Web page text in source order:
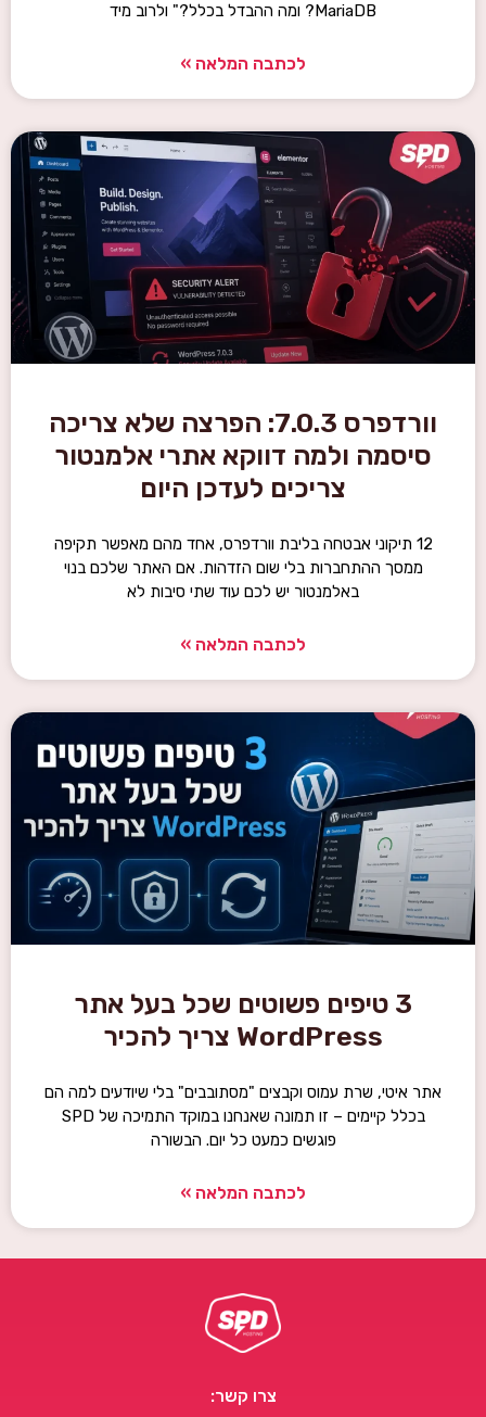
MariaDB? ומה ההבדל בכלל?" ולרוב מיד
לכתבה המלאה »
וורדפרס 7.0.3: הפרצה שלא צריכה
סיסמה ולמה דווקא אתרי אלמנטור
צריכים לעדכן היום
12 תיקוני אבטחה בליבת וורדפרס, אחד מהם מאפשר תקיפה
ממסך ההתחברות בלי שום הזדהות. אם האתר שלכם בנוי
באלמנטור יש לכם עוד שתי סיבות לא
לכתבה המלאה »
3 טיפים פשוטים שכל בעל אתר
WordPress צריך להכיר
אתר איטי, שרת עמוס וקבצים "מסתובבים" בלי שיודעים למה הם
בכלל קיימים – זו תמונה שאנחנו במוקד התמיכה של SPD
פוגשים כמעט כל יום. הבשורה
לכתבה המלאה »
צרו קשר: